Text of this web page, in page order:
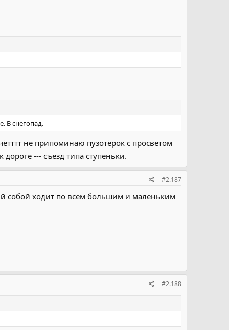
В снегопад.
не припоминаю пузотёрок с просветом
--- съезд типа ступеньки.
#2.187
собой ходит по всем большим и маленьким
#2.188